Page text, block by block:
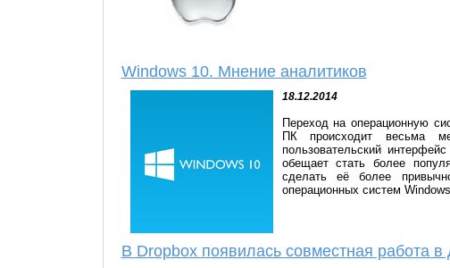
Windows 10. Мнение аналитиков
18.12.2014
Переход на операционную
ПК происходит весьма
пользовательский
обещает стать более
сделать её более
операционных систем
В Dropbox появилась совместная работа в